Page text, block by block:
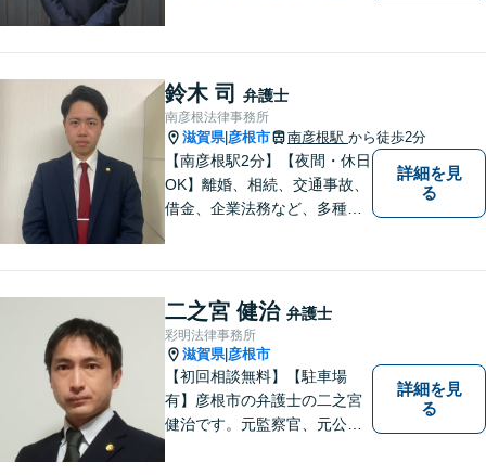
まに、不安を和らげベストな
解決策を提供します「迅速丁
寧」【無料相談有・駐車場完
備】【英語対応可】
鈴木 司 弁護士
南彦根法律事務所
滋賀県| 彦根市 南彦根駅 から徒歩2分
【南彦根駅2分】【夜間・休日
OK】離婚、相続、交通事故、
借金、企業法務など、多種多
をモットーに、皆様それぞれ
に合った解決を図ってまいり
ます。お気軽にご相談くださ
い。
詳細を見
る
二之宮 健治 弁護士
彩明法律事務所
滋賀県| 彦根市
【初回相談無料】【駐車場
有】彦根市の弁護士の二之宮
健治です。元監察官、元公務
詳細を見
る